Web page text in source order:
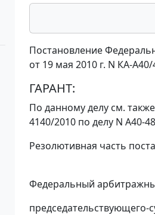
Постановление
от 19 мая 2010 г. N КА-
ГАРАНТ:
По данному делу см. также
4140/2010 по делу N А40-
Резолютивная часть
Федеральный